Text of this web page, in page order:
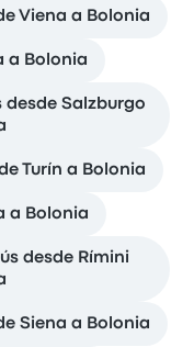
Viena a Bolonia
a Bolonia
desde Salzburgo
Turín a Bolonia
a Bolonia
desde Rímini
Siena a Bolonia